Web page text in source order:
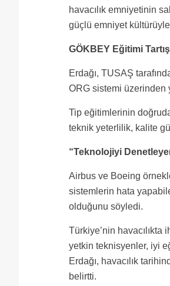
havacılık emniyetinin
güçlü emniyet
GÖKBEY Eğitimi
Erdağı, TUSAŞ
ORG sistemi üzerinden
Tip eğitimlerinin
teknik yeterlilik, kalite
“Teknolojiyi
Airbus ve Boeing
sistemlerin hata
olduğunu söyledi.
Türkiye’nin
yetkin teknisyenler, iyi
Erdağı, havacılık
belirtti.